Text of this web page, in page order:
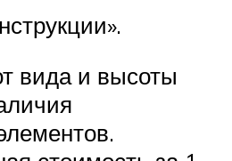
вида и высоты